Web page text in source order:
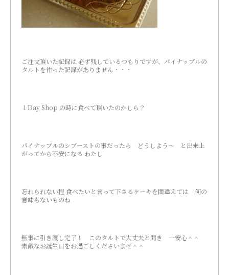
ご注文頂いた記録は 必ず残しているつもりですが、パイナップルの
タルトを作った記録がありません・・・
１Day Shop の時に食べて頂いたのかしら？
パイナップルのシブーストの事だったら どうしよう～ と出来上
がってから不安になる わたし
忘れられない程 食べたいと言って下さるケーキを間違えては 何の
意味もないものね
無事に引き渡し完了！ このタルトで大丈夫と聞き 一安心＾＾
素敵なお誕生日をお過ごしくださいませ＾＾